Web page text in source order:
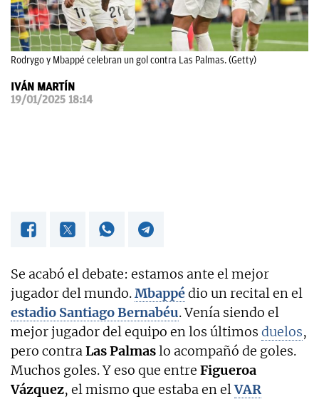
Rodrygo y Mbappé celebran un gol contra Las Palmas. (Getty)
IVÁN MARTÍN
19/01/2025 18:14
Se acabó el debate: estamos ante el mejor
jugador del mundo.Mbappédio un recital en el
estadio Santiago Bernabéu. Venía siendo el
mejor jugador del equipo en los últimos duelos,
pero contraLas Palmaslo acompañó de goles.
Muchos goles. Y eso que entre Figueroa
Vázquez, el mismo que estaba en elVAR